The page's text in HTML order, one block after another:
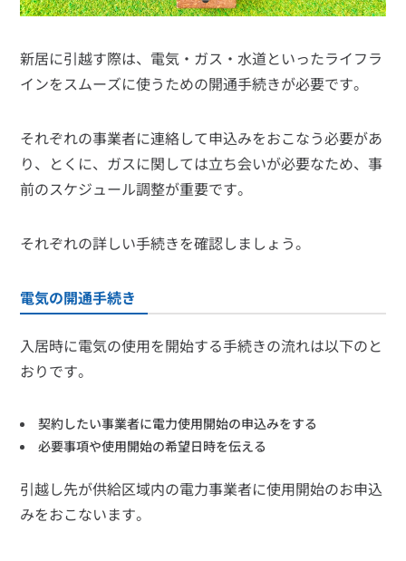
新居に引越す際は、電気・ガス・水道といったライフラ
インをスムーズに使うための開通手続きが必要です。
それぞれの事業者に連絡して申込みをおこなう必要があ
り、とくに、ガスに関しては立ち会いが必要なため、事
前のスケジュール調整が重要です。
それぞれの詳しい手続きを確認しましょう。
電気の開通手続き
入居時に電気の使用を開始する手続きの流れは以下のと
おりです。
契約したい事業者に電力使用開始の申込みをする
必要事項や使用開始の希望日時を伝える
引越し先が供給区域内の電力事業者に使用開始のお申込
みをおこないます。